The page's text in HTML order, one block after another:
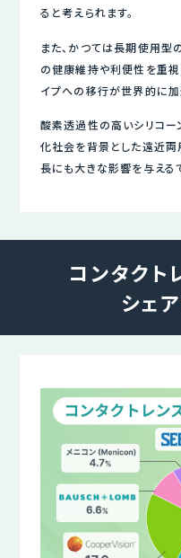
ると考えられます。
また、かつては長期使用型
の健康維持や利便性を重視
イプへの移行が世界的に加
酸素透過性の高いシリコー
化社会を背景とした遠近
長にも大きな影響を与えるで
コンタクト
シェ